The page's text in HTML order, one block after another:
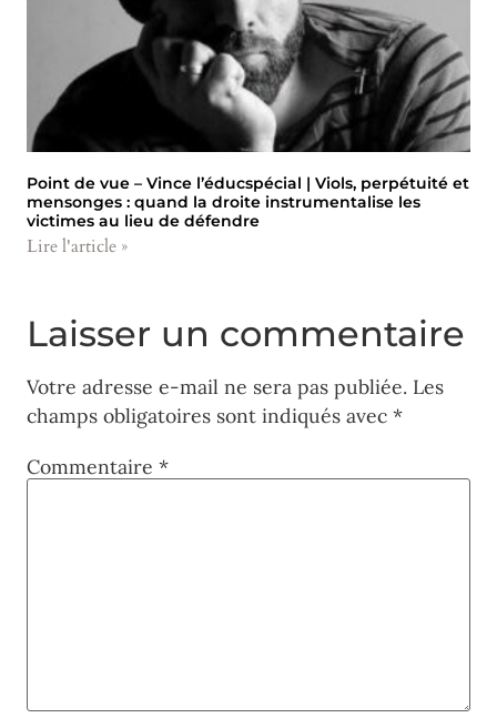
Point de vue – Vince l’éducspécial | Viols, perpétuité et
mensonges : quand la droite instrumentalise les
victimes au lieu de défendre
Lire l'article »
Laisser un commentaire
Votre adresse e-mail ne sera pas publiée. Les
champs obligatoires sont indiqués avec *
Commentaire *